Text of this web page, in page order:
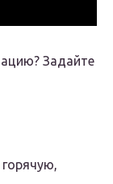
Задайте
горячую,